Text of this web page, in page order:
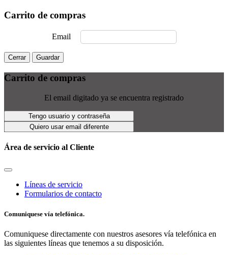
Carrito de compras
Email
Cerrar Guardar
Carrito de compras
El email digitado ya se encuentra registrado
Tengo usuario y contraseña
Quiero usar email diferente
Área de servicio al Cliente
Líneas de servicio
Formularios de contacto
Comuniquese vía telefónica.
Comuniquese directamente con nuestros asesores vía telefónica en
las siguientes líneas que tenemos a su disposición.